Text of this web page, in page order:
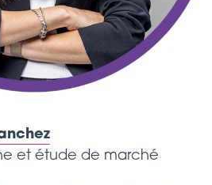
et étude de marché